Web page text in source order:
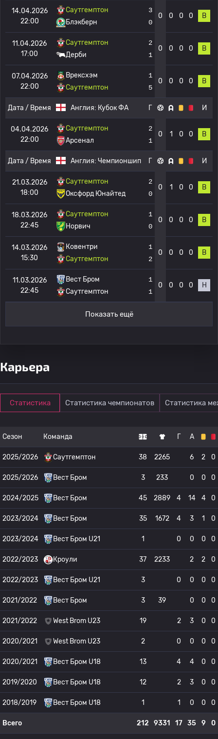
14.04.2026
22:00
Саутгемптон
Блэкберн
3
0
0 0 0 0 В
11.04.2026
17:00
Саутгемптон
Дерби
2
1
0 0 0 0 В
07.04.2026
22:00
Врексхэм
Саутгемптон
1
5
0 0 0 0 В
Дата / Время Англия: Кубок ФА Г И
04.04.2026
22:00
Саутгемптон
Арсенал
2
1
0 1 0 0 В
Дата / Время Англия: Чемпионшип Г И
21.03.2026
18:00
Саутгемптон
Оксфорд Юнайтед
2
0
0 1 0 0 В
18.03.2026
22:45
Саутгемптон
Норвич
1
0
0 0 0 0 В
14.03.2026
15:30
Ковентри
Саутгемптон
1
2
0 0 0 0 В
11.03.2026
22:45
Вест Бром
Саутгемптон
1
1
0 0 0 0 Н
Показать ещё
Карьера
Статистика Статистика чемпионатов Статистика
Сезон Команда Г А
2025/2026 Саутгемптон 38 2265 6 2 0
2025/2026 Вест Бром 3 233 0 0 0
2024/2025 Вест Бром 45 2889 4 14 4 0
2023/2024 Вест Бром 35 1672 4 3 1 0
2023/2024 Вест Бром U21 1 0 0 0 0
2022/2023 Кроули 37 2233 2 2 0
2022/2023 Вест Бром U21 3 0 0 0 0
2021/2022 Вест Бром 3 39 0 0 0
2021/2022 West Brom U23 19 2 3 0 0
2020/2021 West Brom U23 2 0 0 0 0
2020/2021 Вест Бром U18 13 4 4 0 0
2019/2020 Вест Бром U18 12 2 3 0 0
2018/2019 Вест Бром U18 1 1 0 0 0
Всего 212 9331 17 35 9 0